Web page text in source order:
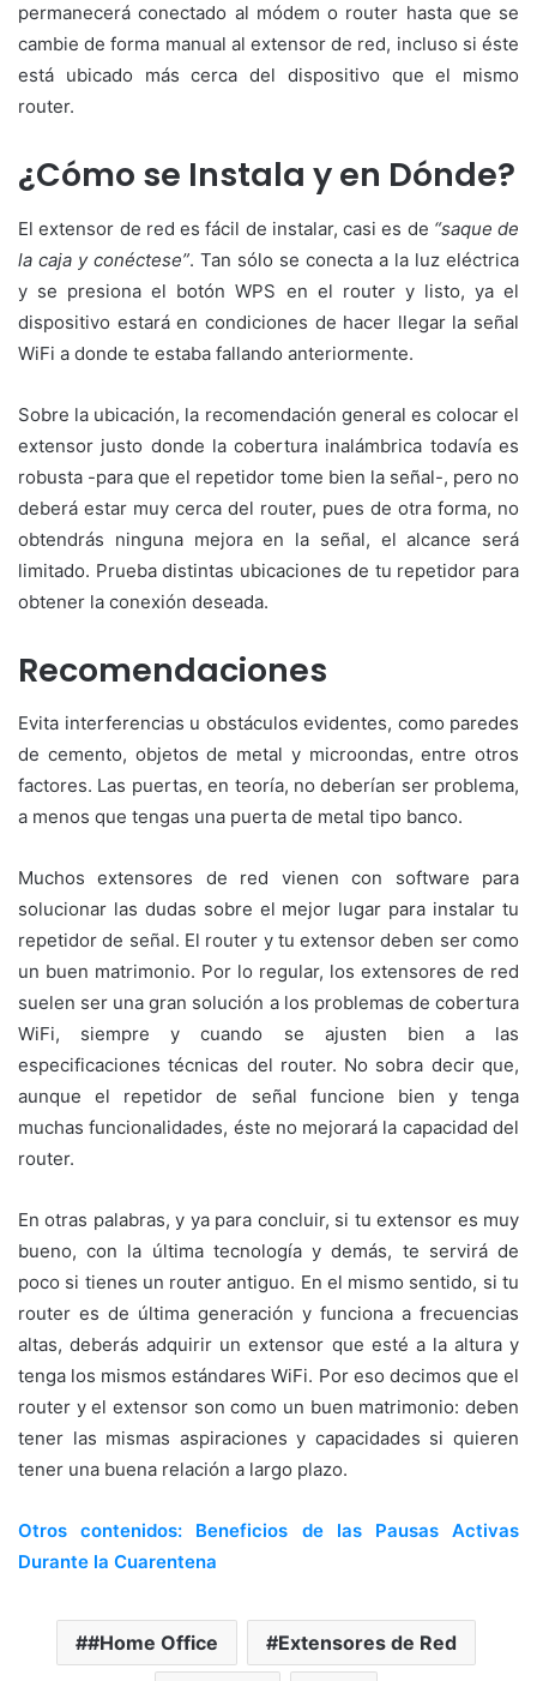
permanecerá conectado al módem o router hasta que se
cambie de forma manual al extensor de red, incluso si éste
está ubicado más cerca del dispositivo que el mismo
router.
¿Cómo se Instala y en Dónde?
El extensor de red es fácil de instalar, casi es de “saque de
la caja y conéctese”. Tan sólo se conecta a la luz eléctrica
y se presiona el botón WPS en el router y listo, ya el
dispositivo estará en condiciones de hacer llegar la señal
WiFi a donde te estaba fallando anteriormente.
Sobre la ubicación, la recomendación general es colocar el
extensor justo donde la cobertura inalámbrica todavía es
robusta -para que el repetidor tome bien la señal-, pero no
deberá estar muy cerca del router, pues de otra forma, no
obtendrás ninguna mejora en la señal, el alcance será
limitado. Prueba distintas ubicaciones de tu repetidor para
obtener la conexión deseada.
Recomendaciones
Evita interferencias u obstáculos evidentes, como paredes
de cemento, objetos de metal y microondas, entre otros
factores. Las puertas, en teoría, no deberían ser problema,
a menos que tengas una puerta de metal tipo banco.
Muchos extensores de red vienen con software para
solucionar las dudas sobre el mejor lugar para instalar tu
repetidor de señal. El router y tu extensor deben ser como
un buen matrimonio. Por lo regular, los extensores de red
suelen ser una gran solución a los problemas de cobertura
WiFi, siempre y cuando se ajusten bien a las
especificaciones técnicas del router. No sobra decir que,
aunque el repetidor de señal funcione bien y tenga
muchas funcionalidades, éste no mejorará la capacidad del
router.
En otras palabras, y ya para concluir, si tu extensor es muy
bueno, con la última tecnología y demás, te servirá de
poco si tienes un router antiguo. En el mismo sentido, si tu
router es de última generación y funciona a frecuencias
altas, deberás adquirir un extensor que esté a la altura y
tenga los mismos estándares WiFi. Por eso decimos que el
router y el extensor son como un buen matrimonio: deben
tener las mismas aspiraciones y capacidades si quieren
tener una buena relación a largo plazo.
Otros contenidos: Beneficios de las Pausas Activas
Durante la Cuarentena
#Home Office Extensores de Red